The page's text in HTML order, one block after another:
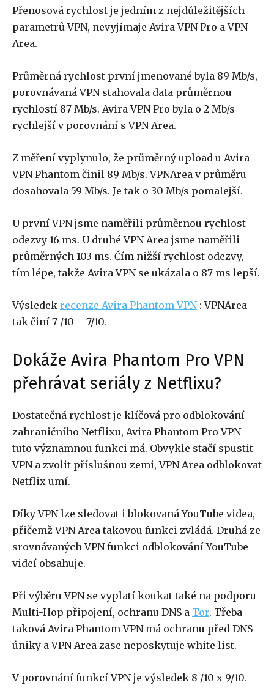
Přenosová rychlost je jedním z nejdůležitějších
parametrů VPN, nevyjímaje Avira VPN Pro a VPN
Area.
Průměrná rychlost první jmenované byla 89 Mb/s,
porovnávaná VPN stahovala data průměrnou
rychlostí 87 Mb/s. Avira VPN Pro byla o 2 Mb/s
rychlejší v porovnání s VPN Area.
Z měření vyplynulo, že průměrný upload u Avira
VPN Phantom činil 89 Mb/s. VPNArea v průměru
dosahovala 59 Mb/s. Je tak o 30 Mb/s pomalejší.
U první VPN jsme naměřili průměrnou rychlost
odezvy 16 ms. U druhé VPN Area jsme naměřili
průměrných 103 ms. Čím nižší rychlost odezvy,
tím lépe, takže Avira VPN se ukázala o 87 ms lepší.
Výsledek recenze Avira Phantom VPN: VPNArea
tak činí 7 /10 – 7/10.
Dokáže Avira Phantom Pro VPN
přehrávat seriály z Netflixu?
Dostatečná rychlost je klíčová pro odblokování
zahraničního Netflixu, Avira Phantom Pro VPN
tuto významnou funkci má. Obvykle stačí spustit
VPN a zvolit příslušnou zemi, VPN Area odblokovat
Netflix umí.
Díky VPN lze sledovat i blokovaná YouTube videa,
přičemž VPN Area takovou funkci zvládá. Druhá ze
srovnávaných VPN funkci odblokování YouTube
videí obsahuje.
Při výběru VPN se vyplatí koukat také na podporu
Multi-Hop připojení, ochranu DNS a Tor. Třeba
taková Avira Phantom VPN má ochranu před DNS
úniky a VPN Area zase neposkytuje white list.
V porovnání funkcí VPN je výsledek 8 /10 x 9/10.